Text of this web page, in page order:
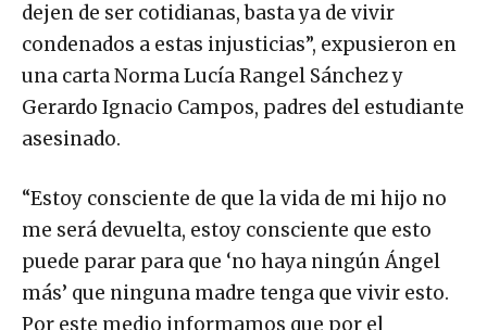
dejen de ser cotidianas, basta ya de vivir
condenados a estas injusticias”, expusieron en
una carta Norma Lucía Rangel Sánchez y
Gerardo Ignacio Campos, padres del estudiante
asesinado.
“Estoy consciente de que la vida de mi hijo no
me será devuelta, estoy consciente que esto
puede parar para que ‘no haya ningún Ángel
más’ que ninguna madre tenga que vivir esto.
Por este medio informamos que por el